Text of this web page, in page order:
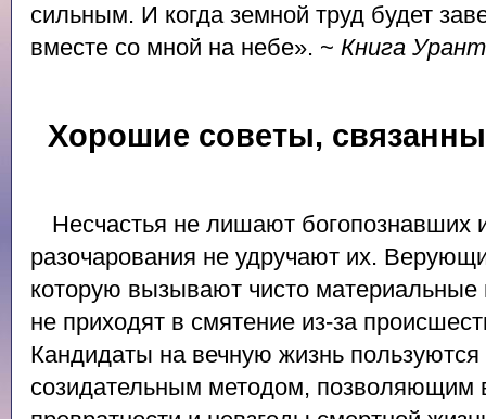
сильным. И когда земной труд будет
вместе со мной на небе». ~ Книга
Хорошие советы,
Несчастья не лишают богопознавших
разочарования не удручают их.
которую вызывают чисто
не приходят в смятение из-за
Кандидаты на вечную жизнь
созидательным методом, позволяющим